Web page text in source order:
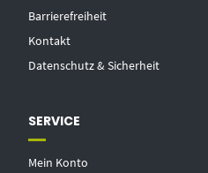
Barrierefreiheit
Kontakt
Datenschutz & Sicherheit
SERVICE
Mein Konto